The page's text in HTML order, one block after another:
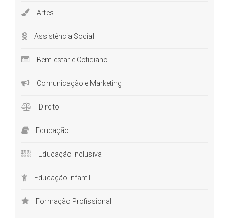
Artes
Assistência Social
Bem-estar e Cotidiano
Comunicação e Marketing
Direito
Educação
Educação Inclusiva
Educação Infantil
Formação Profissional